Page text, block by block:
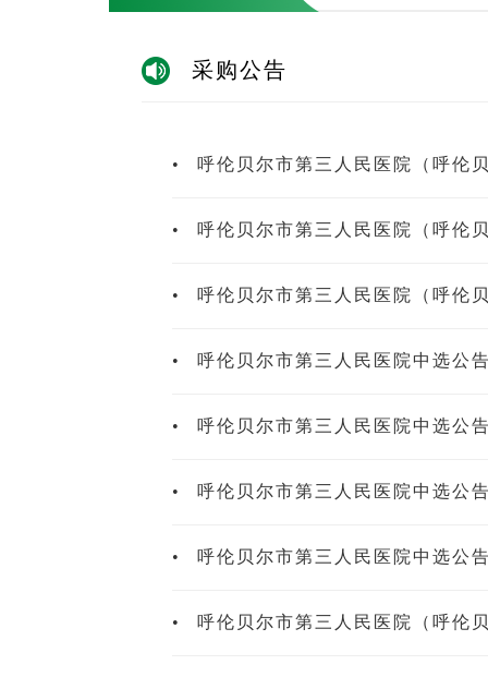
采购公告
• 呼伦贝尔市第三人民医院（呼伦
• 呼伦贝尔市第三人民医院（呼伦
• 呼伦贝尔市第三人民医院（呼伦
• 呼伦贝尔市第三人民医院中选公
• 呼伦贝尔市第三人民医院中选公
• 呼伦贝尔市第三人民医院中选公
• 呼伦贝尔市第三人民医院中选公
• 呼伦贝尔市第三人民医院（呼伦